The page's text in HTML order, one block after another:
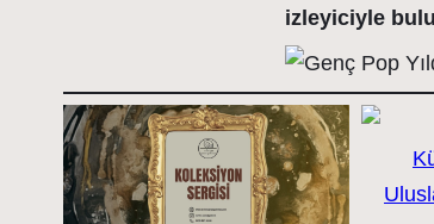
izleyiciyle